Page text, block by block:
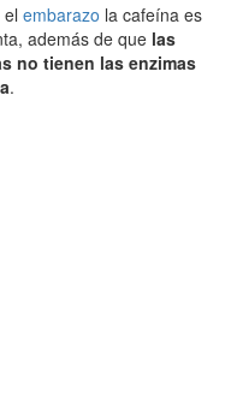
embarazo la cafeína es
además de que las
no tienen las enzimas
.